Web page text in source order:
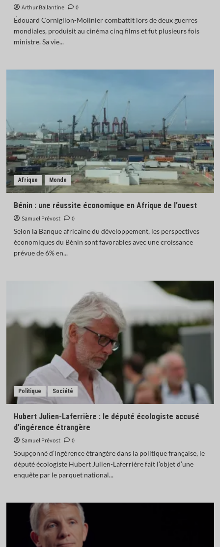
Arthur Ballantine
0
Édouard Corniglion-Molinier combattit lors de deux guerres
mondiales, produisit au cinéma cinq films et fut plusieurs fois
ministre. Sa vie...
Afrique Monde
Bénin : une réussite économique en Afrique de l’ouest
Samuel Prévost
0
Selon la Banque africaine du développement, les perspectives
économiques du Bénin sont favorables avec une croissance
prévue de 6% en...
Politique Société
Hubert Julien-Laferrière : le député écologiste accusé
d’ingérence étrangère
Samuel Prévost
0
Soupçonné d’ingérence étrangère dans la politique française, le
député écologiste Hubert Julien-Laferrière fait l’objet d’une
enquête par le parquet national...